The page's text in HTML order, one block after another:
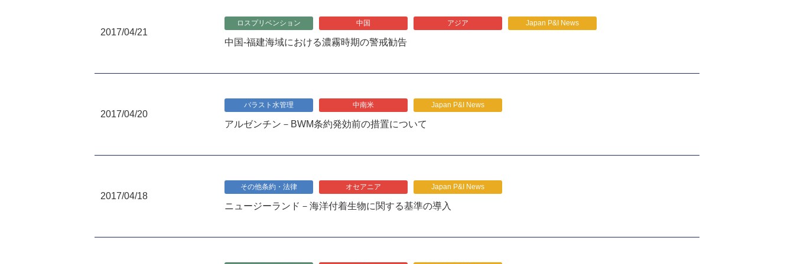
2017/04/21
ロスプリベンション 中国 アジア Japan P&I News
中国-福建海域における濃霧時期の警戒勧告
2017/04/20
バラスト水管理 中南米 Japan P&I News
アルゼンチン－BWM条約発効前の措置について
2017/04/18
その他条約・法律 オセアニア Japan P&I News
ニュージーランド－海洋付着生物に関する基準の導入